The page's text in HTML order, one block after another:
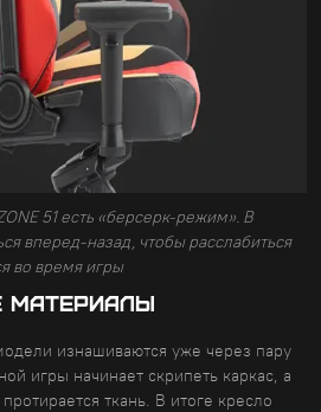
51 есть «берсерк-режим». В
вперед-назад, чтобы расслабиться
во время игры
материалы
изнашиваются уже через пару
игры начинает скрипеть каркас, а
ткань. В итоге кресло